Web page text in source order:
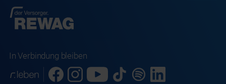
In Verbindung bleiben